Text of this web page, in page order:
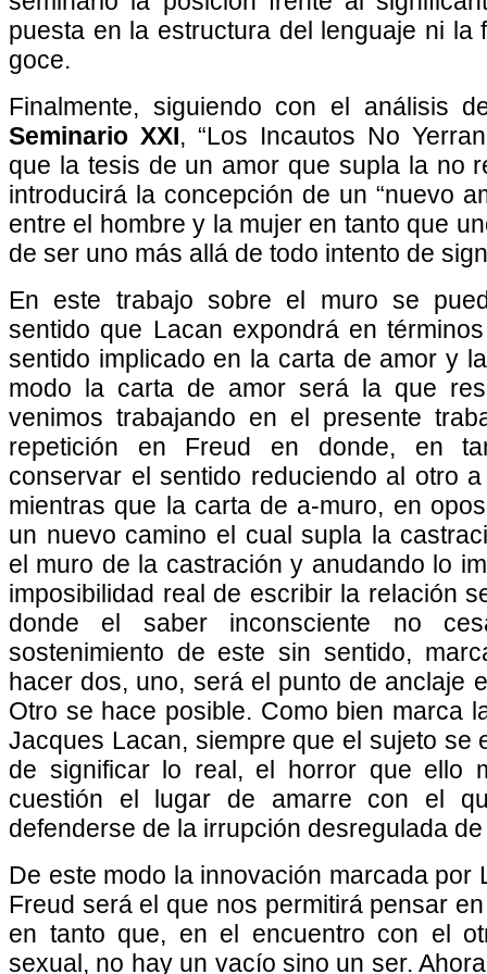
puesta en la estructura del lenguaje ni la
goce.
Finalmente, siguiendo con el análisis
Seminario XXI, “Los Incautos No
que la tesis de un amor que supla la no
introducirá la concepción de un “nuevo
entre el hombre y la mujer en tanto que
de ser uno más allá de todo intento de
En este trabajo sobre el muro se
sentido que Lacan expondrá en
sentido implicado en la carta de amor y
modo la carta de amor será la que
venimos trabajando en el presente
repetición en Freud en donde, en
conservar el sentido reduciendo al otro
mientras que la carta de a-muro, en
un nuevo camino el cual supla la
el muro de la castración y anudando lo
imposibilidad real de escribir la relación
donde el saber inconsciente no
sostenimiento de este sin sentido,
hacer dos, uno, será el punto de anclaje
Otro se hace posible. Como bien marca
Jacques Lacan, siempre que el sujeto se
de significar lo real, el horror que ello
cuestión el lugar de amarre con el
defenderse de la irrupción desregulada
De este modo la innovación marcada por
Freud será el que nos permitirá pensar
en tanto que, en el encuentro con el
sexual, no hay un vacío sino un ser.